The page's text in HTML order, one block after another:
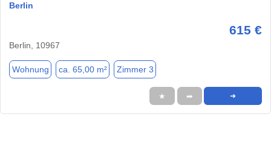
Berlin
615 €
Berlin, 10967
Wohnung ca. 65,00 m² Zimmer 3
★ ➦ ➜